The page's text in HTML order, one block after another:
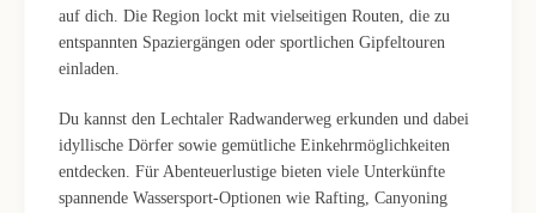
auf dich. Die Region lockt mit vielseitigen Routen, die zu
entspannten Spaziergängen oder sportlichen Gipfeltouren
einladen.
Du kannst den Lechtaler Radwanderweg erkunden und dabei
idyllische Dörfer sowie gemütliche Einkehrmöglichkeiten
entdecken. Für Abenteuerlustige bieten viele Unterkünfte
spannende Wassersport-Optionen wie Rafting, Canyoning